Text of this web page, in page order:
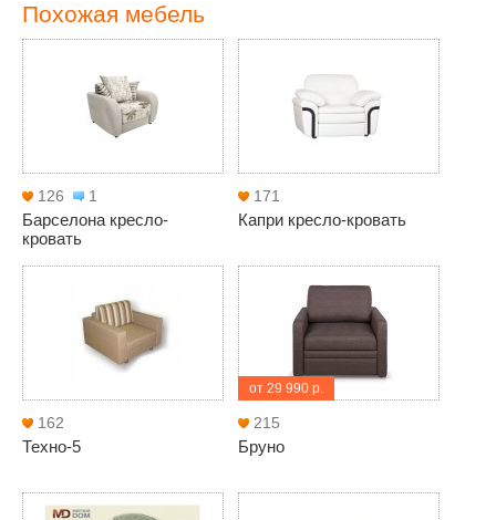
Похожая мебель
126 1
Барселона кресло-
кровать
171
Капри кресло-кровать
162
Техно-5
от 29 990 р.
215
Бруно